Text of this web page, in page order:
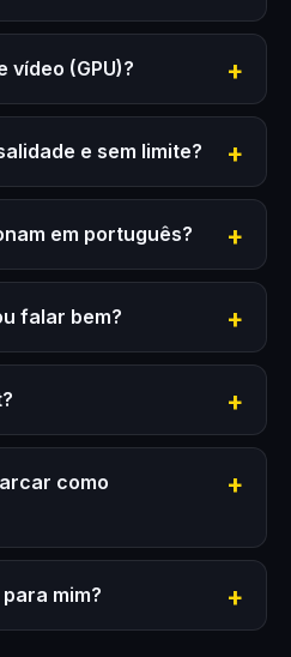
vídeo (GPU)?
e sem limite?
em português?
falar bem?
como
mim?